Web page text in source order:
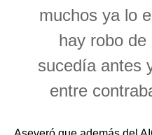
muchos ya lo
hay robo
sucedía antes
entre